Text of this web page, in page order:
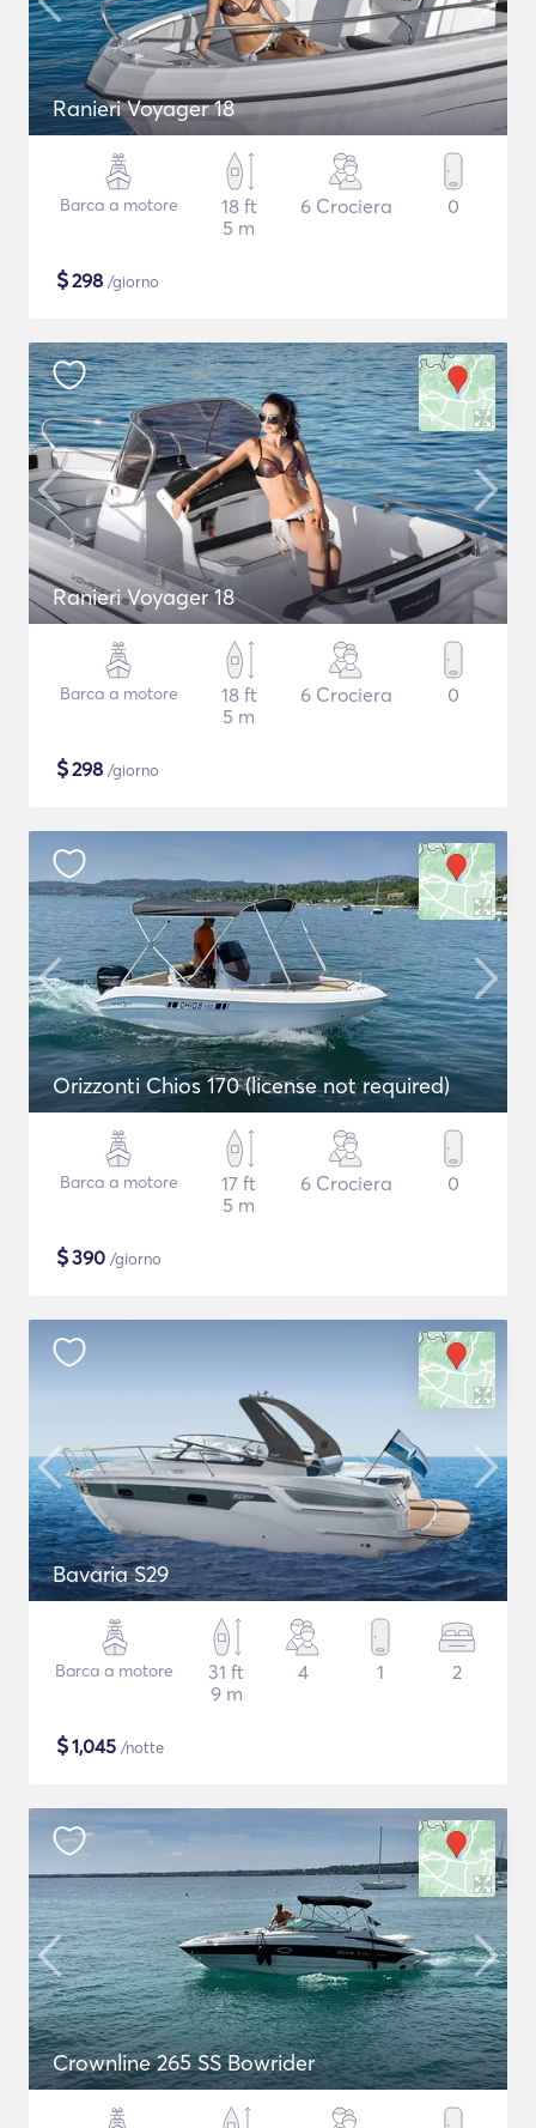
Ranieri Voyager 18
Barca a motore
18 ft
5 m
6 Crociera 0
$298 /giorno
Ranieri Voyager 18
Barca a motore
18 ft
5 m
6 Crociera 0
$298 /giorno
Orizzonti Chios 170 (license not required)
Barca a motore
17 ft
5 m
6 Crociera 0
$390 /giorno
Bavaria S29
Barca a motore
31 ft
9 m
4 1 2
$1,045 /notte
Crownline 265 SS Bowrider